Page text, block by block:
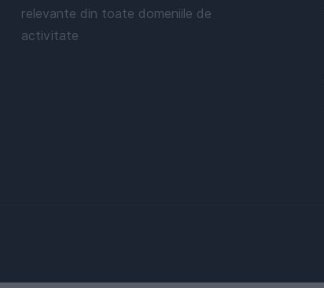
relevante din toate domeniile de
activitate